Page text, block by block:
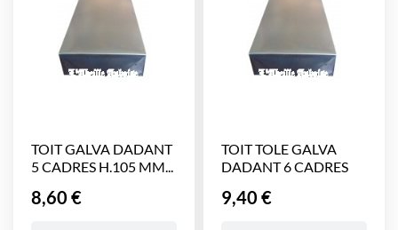
TOIT GALVA DADANT
5 CADRES H.105 MM...
Prix
8,60 €
TOIT TOLE GALVA
DADANT 6 CADRES
Prix
9,40 €